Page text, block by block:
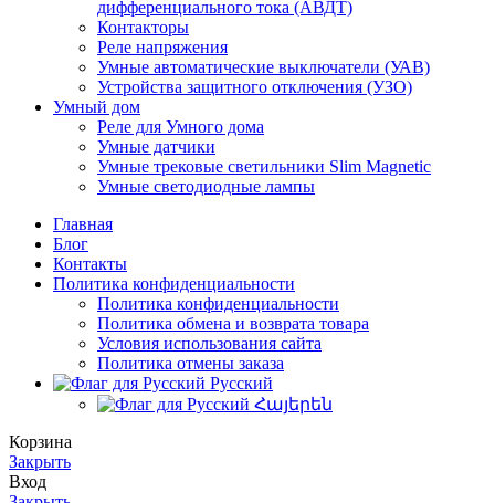
дифференциального тока (АВДТ)
Контакторы
Реле напряжения
Умные автоматические выключатели (УАВ)
Устройства защитного отключения (УЗО)
Умный дом
Реле для Умного дома
Умные датчики
Умные трековые светильники Slim Magnetic
Умные светодиодные лампы
Главная
Блог
Контакты
Политика конфиденциальности
Политика конфиденциальности
Политика обмена и возврата товара
Условия использования сайта
Политика отмены заказа
Русский
Հայերեն
Корзина
Закрыть
Вход